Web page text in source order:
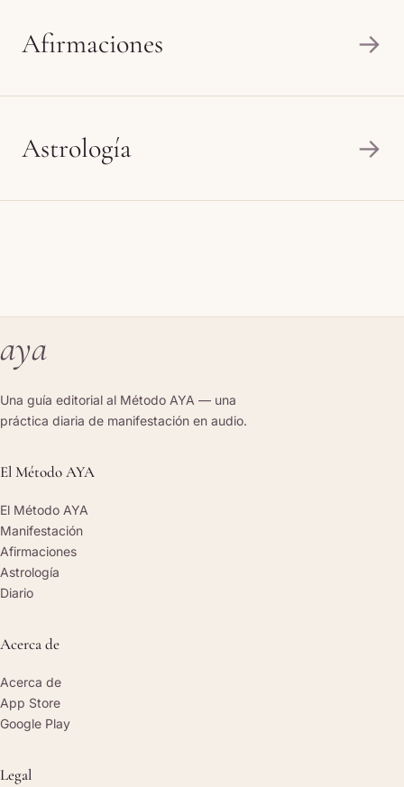
Afirmaciones →
Astrología →
aya
Una guía editorial al Método AYA — una
práctica diaria de manifestación en audio.
El Método AYA
El Método AYA
Manifestación
Afirmaciones
Astrología
Diario
Acerca de
Acerca de
App Store
Google Play
Legal